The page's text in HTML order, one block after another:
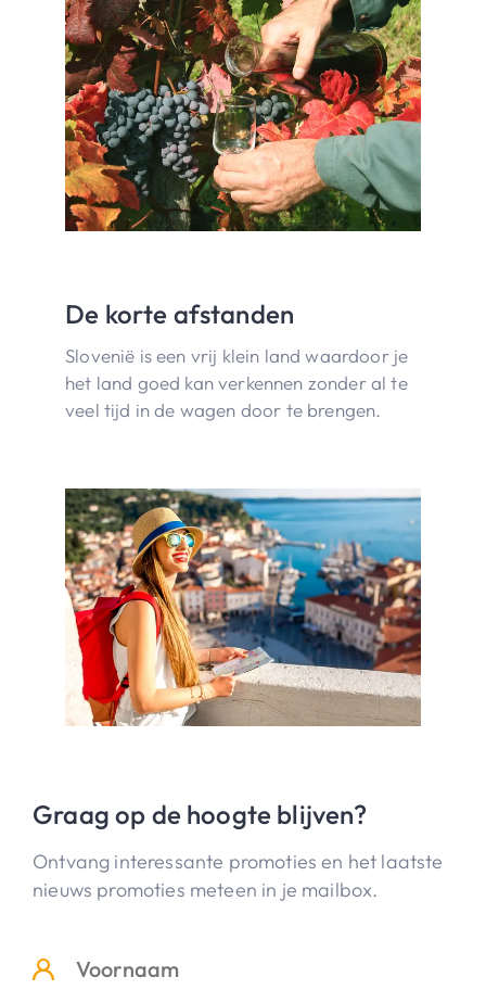
De korte afstanden
Slovenië is een vrij klein land waardoor je
het land goed kan verkennen zonder al te
veel tijd in de wagen door te brengen.
Graag op de hoogte blijven?
Ontvang interessante promoties en het laatste
nieuws promoties meteen in je mailbox.